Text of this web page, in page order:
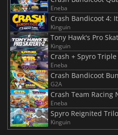
Eneba
Crash Bandicoot 4:
Kinguin
Tony Hawk's Pro
Kinguin
Crash + Spyro
Eneba
G2A
Eneba
Spyro Reignited
Kinguin